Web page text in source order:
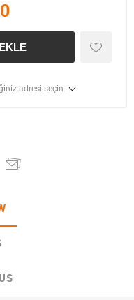
adresi seçin